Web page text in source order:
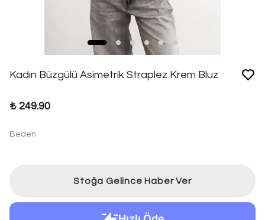
Kadın Büzgülü Asimetrik Straplez Krem Bluz
₺ 249.90
Beden
Stoğa Gelince Haber Ver